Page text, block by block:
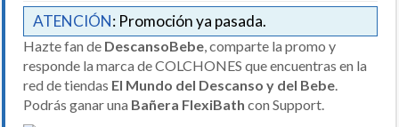
ATENCIÓN: Promoción ya pasada.
Hazte fan de DescansoBebe , comparte la promo y
responde la marca de COLCHONES que encuentras en la
red de tiendas El Mundo del Descanso y del Bebe
Podrás ganar una Bañera FlexiBath con Support.